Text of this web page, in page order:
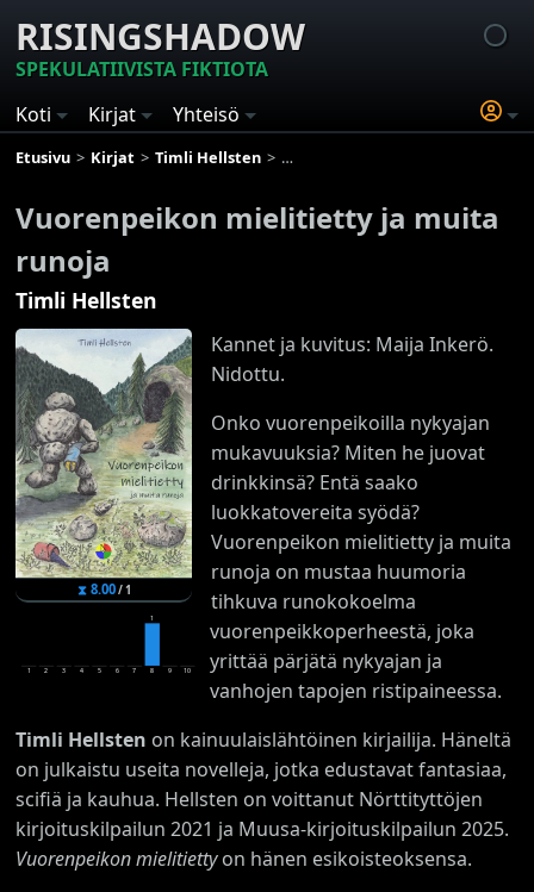
RISINGSHADOW
SPEKULATIIVISTA FIKTIOTA
Koti
Kirjat Yhteisö
Etusivu Kirjat Timli Hellsten Vuorenpeikon mielitietty ja muita
Vuorenpeikon mielitietty ja muita
runoja
Timli Hellsten
⧗ 8.00/1
1 2 3 4 5 6 7
1
8 9 10
Kannet ja kuvitus: Maija Inkerö.
Nidottu.
Onko vuorenpeikoilla nykyajan
mukavuuksia? Miten he juovat
drinkkinsä? Entä saako
luokkatovereita syödä?
Vuorenpeikon mielitietty ja muita
runoja on mustaa huumoria
tihkuva runokokoelma
vuorenpeikkoperheestä, joka
yrittää pärjätä nykyajan ja
vanhojen tapojen ristipaineessa.
Timli Hellsten on kainuulaislähtöinen kirjailija. Häneltä
on julkaistu useita novelleja, jotka edustavat fantasiaa,
scifiä ja kauhua. Hellsten on voittanut Nörttityttöjen
kirjoituskilpailun 2021 ja Muusa-kirjoituskilpailun 2025.
Vuorenpeikon mielitiettyon hänen esikoisteoksensa.